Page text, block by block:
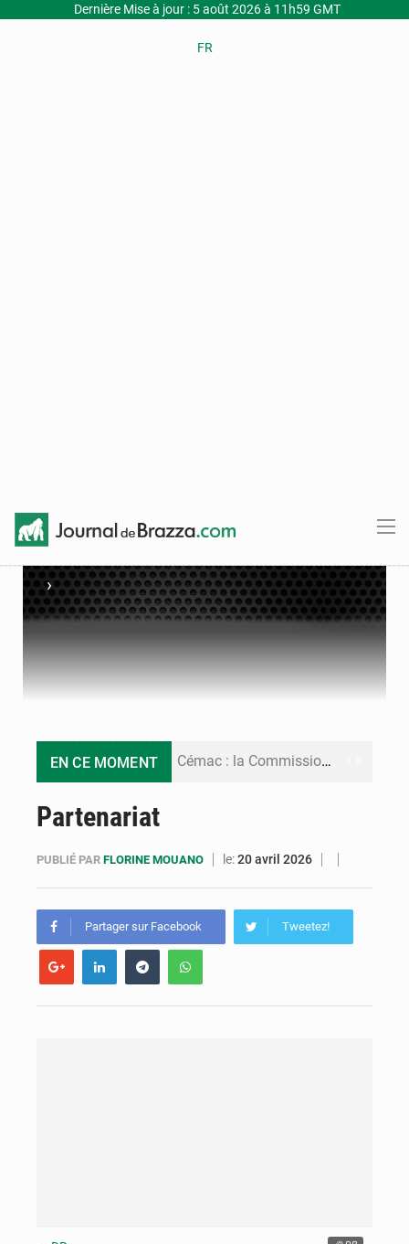
Dernière Mise à jour : 5 août 2026 à 11h59 GMT
FR
›
EN CE MOMENT Cémac : la Commission présente à Denis Sassou N’Guesso sa feuille de route
Congo : deux nouveaux ambassadeurs présentent leurs lettres de créance
Partenariat
PUBLIÉ PAR FLORINE MOUANO le:20 avril 2026
Partager sur Facebook Tweetez!